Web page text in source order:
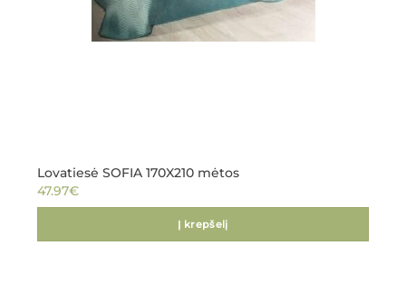
Lovatiesė SOFIA 170X210 mėtos
47.97€
Į krepšelį